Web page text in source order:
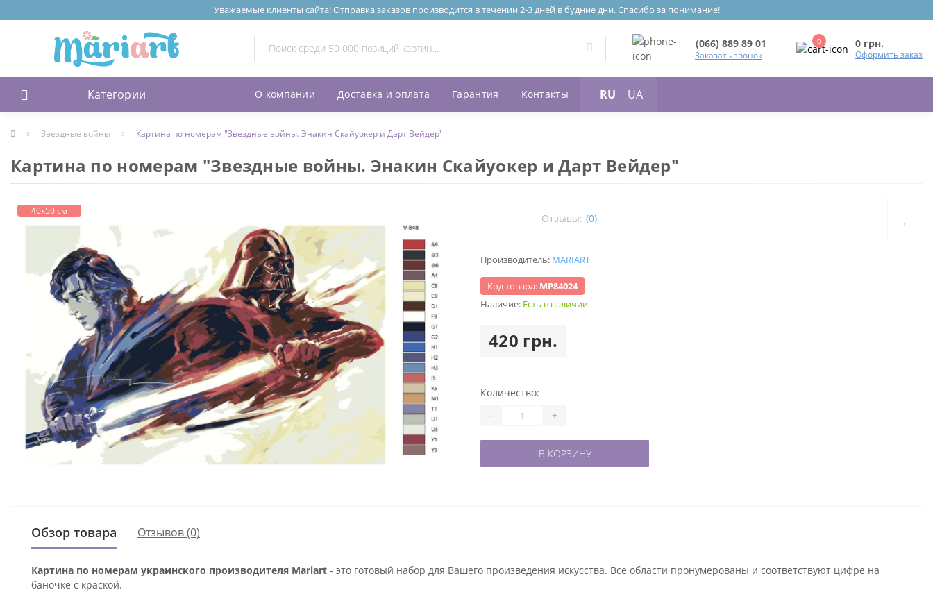
Уважаемые клиенты сайта! Отправка заказов производится в течении 2-3 дней в будние дни. Спасибо за понимание!
(066) 889 89 01
Заказать звонок
0 0 грн.
Оформить заказ
Категории О компании Доставка и оплата Гарантия Контакты RU UA
Звездные войны Картина по номерам "Звездные войны. Энакин Скайуокер и Дарт Вейдер"
Картина по номерам "Звездные войны. Энакин Скайуокер и Дарт Вейдер"
40х50 см
Отзывы: (0)
Производитель: MARIART
Код товара: МР84024
Наличие: Есть в наличии
420 грн.
Количество:
- +
В КОРЗИНУ
Обзор товара Отзывов (0)
Картина по номерам украинского производителя Mariart - это готовый набор для Вашего произведения искусства. Все области пронумерованы и соответствуют цифре на
баночке с краской.